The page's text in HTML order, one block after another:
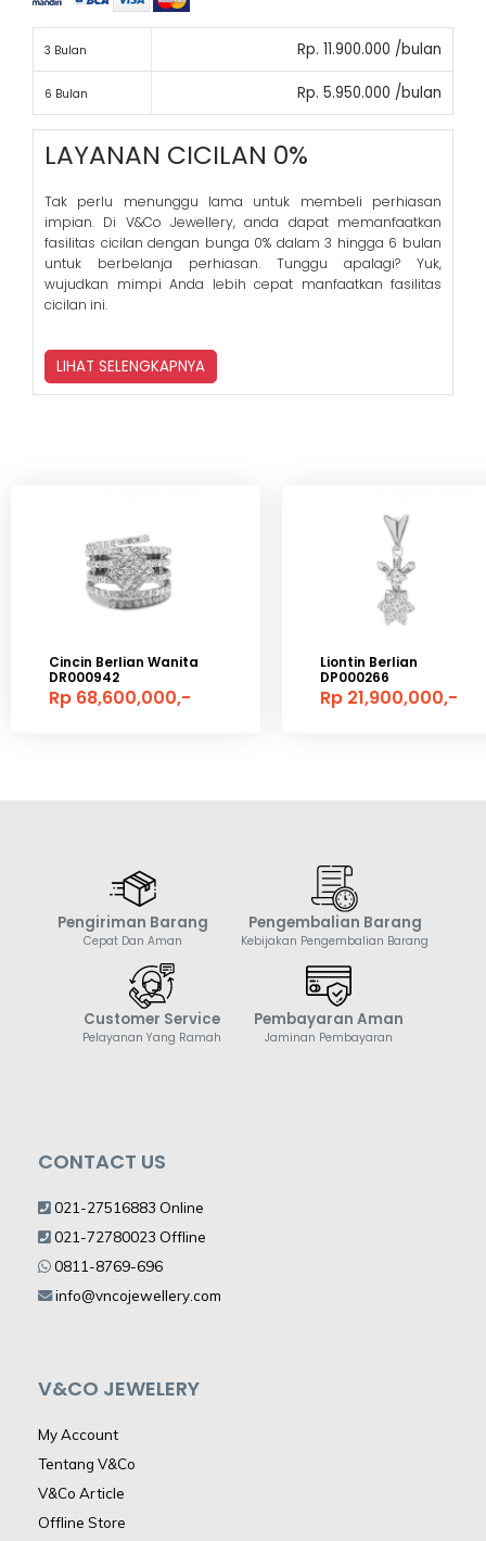
3 Bulan Rp. 11.900.000 /bulan
6 Bulan Rp. 5.950.000 /bulan
LAYANAN CICILAN 0%
Tak perlu menunggu lama untuk membeli perhiasan
impian. Di V&Co Jewellery, anda dapat memanfaatkan
fasilitas cicilan dengan bunga 0% dalam 3 hingga 6 bulan
untuk berbelanja perhiasan. Tunggu apalagi? Yuk,
wujudkan mimpi Anda lebih cepat manfaatkan fasilitas
cicilan ini.
LIHAT SELENGKAPNYA
Cincin Berlian Wanita
DR000942
Rp 68,600,000,-
Liontin Berlian
DP000266
Rp 21,900,000,-
Pengiriman Barang
Cepat Dan Aman
Pengembalian Barang
Kebijakan Pengembalian Barang
Customer Service
Pelayanan Yang Ramah
Pembayaran Aman
Jaminan Pembayaran
V&CO JEWELERY
My Account
Tentang V&Co
V&Co Article
Offline Store
CONTACT US
021-27516883 Online
021-72780023 Offline
0811-8769-696
info@vncojewellery.com